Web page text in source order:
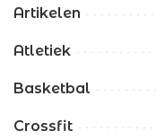
Artikelen
Atletiek
Basketbal
Crossfit